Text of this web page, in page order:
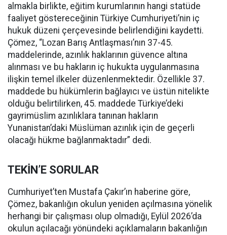
almakla birlikte, eğitim kurumlarının hangi statüde
faaliyet göstereceğinin Türkiye Cumhuriyeti’nin iç
hukuk düzeni çerçevesinde belirlendiğini kaydetti.
Çömez, “Lozan Barış Antlaşması’nın 37-45.
maddelerinde, azınlık haklarının güvence altına
alınması ve bu hakların iç hukukta uygulanmasına
ilişkin temel ilkeler düzenlenmektedir. Özellikle 37.
maddede bu hükümlerin bağlayıcı ve üstün nitelikte
olduğu belirtilirken, 45. maddede Türkiye’deki
gayrimüslim azınlıklara tanınan hakların
Yunanistan’daki Müslüman azınlık için de geçerli
olacağı hükme bağlanmaktadır” dedi.
TEKİN’E SORULAR
Cumhuriyet’ten Mustafa Çakır’ın haberine göre,
Çömez, bakanlığın okulun yeniden açılmasına yönelik
herhangi bir çalışması olup olmadığı, Eylül 2026’da
okulun açılacağı yönündeki açıklamaların bakanlığın